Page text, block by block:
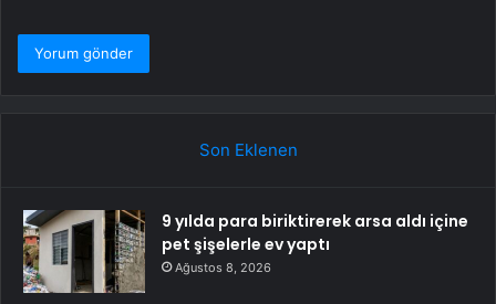
Son Eklenen
9 yılda para biriktirerek arsa aldı içine
pet şişelerle ev yaptı
Ağustos 8, 2026